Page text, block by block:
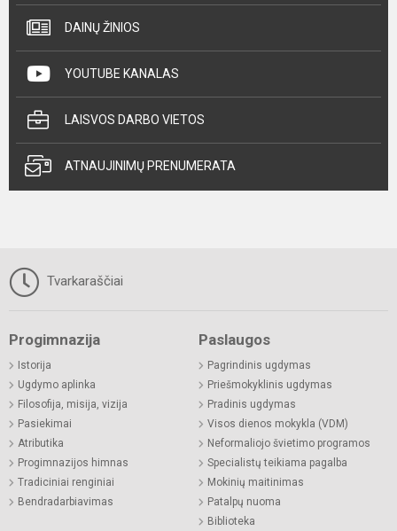
DAINŲ ŽINIOS
YOUTUBE KANALAS
LAISVOS DARBO VIETOS
ATNAUJINIMŲ PRENUMERATA
Tvarkaraščiai
Progimnazija
Istorija
Ugdymo aplinka
Filosofija, misija, vizija
Pasiekimai
Atributika
Progimnazijos himnas
Tradiciniai renginiai
Bendradarbiavimas
Paslaugos
Pagrindinis ugdymas
Priešmokyklinis ugdymas
Pradinis ugdymas
Visos dienos mokykla (VDM)
Neformaliojo švietimo programos
Specialistų teikiama pagalba
Mokinių maitinimas
Patalpų nuoma
Biblioteka